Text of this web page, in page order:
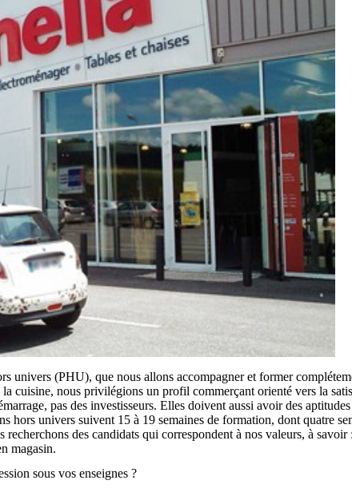
univers (PHU), que nous allons accompagner et former
cuisine, nous privilégions un profil commerçant orienté vers la
pas des investisseurs. Elles doivent aussi avoir des
hors univers suivent 15 à 19 semaines de formation, dont quatre
des candidats qui correspondent à nos valeurs, à
magasin.
sous vos enseignes ?